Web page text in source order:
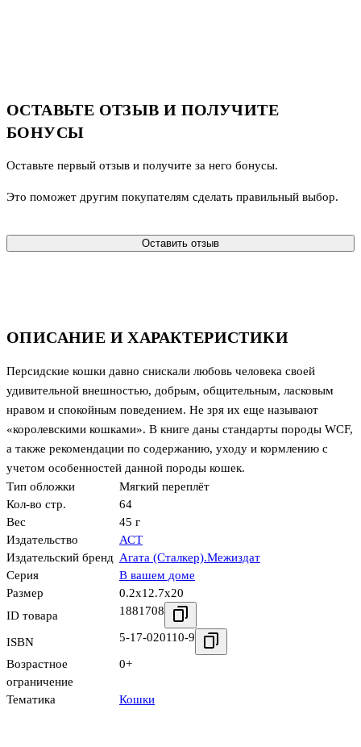
ОПИСАНИЕ И ХАРАКТЕРИСТИКИ
Персидские кошки давно снискали любовь человека своей
удивительной внешностью, добрым, общительным, ласковым
нравом и спокойным поведением. Не зря их еще называют
«королевскими кошками». В книге даны стандарты породы WCF,
а также рекомендации по содержанию, уходу и кормлению с
учетом особенностей данной породы кошек.
Тип обложки
Мягкий переплёт
Кол-во стр.
64
Вес
45 г
Издательство
АСТ
Издательский бренд Агата (Сталкер).Межиздат
Серия
В вашем доме
Размер
0.2x12.7x20
ID товара
1881708
ISBN 5-17-020110-9
Возрастное
ограничение
0+
Тематика Кошки
ОСТАВЬТЕ ОТЗЫВ И ПОЛУЧИТЕ
БОНУСЫ
Оставьте первый отзыв и получите за него бонусы.
Это поможет другим покупателям сделать правильный выбор.
Оставить отзыв